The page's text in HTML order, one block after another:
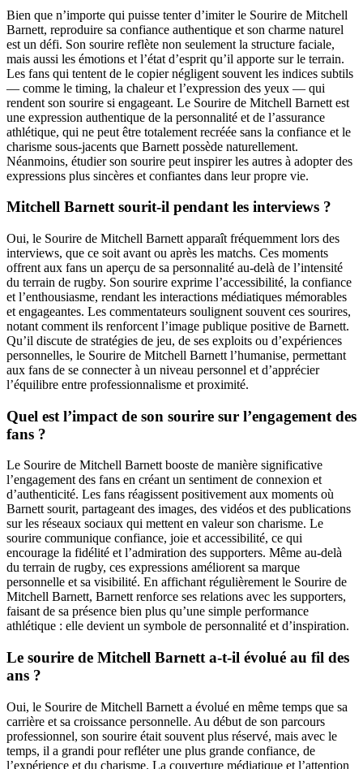
Bien que n’importe qui puisse tenter d’imiter le Sourire de Mitchell
Barnett, reproduire sa confiance authentique et son charme naturel
est un défi. Son sourire reflète non seulement la structure faciale,
mais aussi les émotions et l’état d’esprit qu’il apporte sur le terrain.
Les fans qui tentent de le copier négligent souvent les indices subtils
— comme le timing, la chaleur et l’expression des yeux — qui
rendent son sourire si engageant. Le Sourire de Mitchell Barnett est
une expression authentique de la personnalité et de l’assurance
athlétique, qui ne peut être totalement recréée sans la confiance et le
charisme sous-jacents que Barnett possède naturellement.
Néanmoins, étudier son sourire peut inspirer les autres à adopter des
expressions plus sincères et confiantes dans leur propre vie.
Mitchell Barnett sourit-il pendant les interviews ?
Oui, le Sourire de Mitchell Barnett apparaît fréquemment lors des
interviews, que ce soit avant ou après les matchs. Ces moments
offrent aux fans un aperçu de sa personnalité au-delà de l’intensité
du terrain de rugby. Son sourire exprime l’accessibilité, la confiance
et l’enthousiasme, rendant les interactions médiatiques mémorables
et engageantes. Les commentateurs soulignent souvent ces sourires,
notant comment ils renforcent l’image publique positive de Barnett.
Qu’il discute de stratégies de jeu, de ses exploits ou d’expériences
personnelles, le Sourire de Mitchell Barnett l’humanise, permettant
aux fans de se connecter à un niveau personnel et d’apprécier
l’équilibre entre professionnalisme et proximité.
Quel est l’impact de son sourire sur l’engagement des
fans ?
Le Sourire de Mitchell Barnett booste de manière significative
l’engagement des fans en créant un sentiment de connexion et
d’authenticité. Les fans réagissent positivement aux moments où
Barnett sourit, partageant des images, des vidéos et des publications
sur les réseaux sociaux qui mettent en valeur son charisme. Le
sourire communique confiance, joie et accessibilité, ce qui
encourage la fidélité et l’admiration des supporters. Même au-delà
du terrain de rugby, ces expressions améliorent sa marque
personnelle et sa visibilité. En affichant régulièrement le Sourire de
Mitchell Barnett, Barnett renforce ses relations avec les supporters,
faisant de sa présence bien plus qu’une simple performance
athlétique : elle devient un symbole de personnalité et d’inspiration.
Le sourire de Mitchell Barnett a-t-il évolué au fil des
ans ?
Oui, le Sourire de Mitchell Barnett a évolué en même temps que sa
carrière et sa croissance personnelle. Au début de son parcours
professionnel, son sourire était souvent plus réservé, mais avec le
temps, il a grandi pour refléter une plus grande confiance, de
l’expérience et du charisme. La couverture médiatique et l’attention